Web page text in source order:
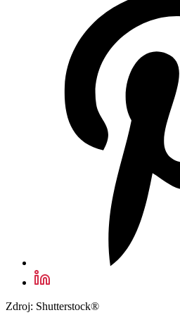
Zdroj: Shutterstock®